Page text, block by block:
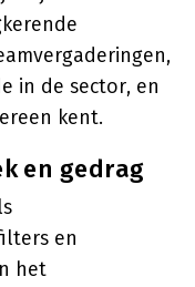
in de sector, en
kent.
en gedrag
en
het